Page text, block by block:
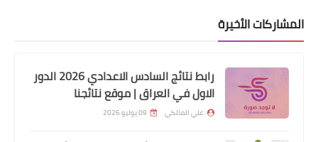
اخبار العامة
وزارة الهجرة تعلن صرف منحة جديدة
المشاركات الأخيرة
رابط نتائج السادس الاعدادي 2026 الدور
الاول في العراق | موقع نتائجنا
علي المالكي 09 يوليو 2026